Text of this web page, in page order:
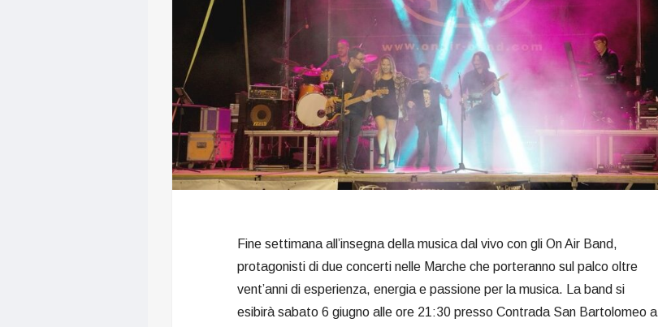
Fine settimana all’insegna della musica dal vivo con gli On Air Band,
protagonisti di due concerti nelle Marche che porteranno sul palco oltre
vent’anni di esperienza, energia e passione per la musica. La band si
esibirà sabato 6 giugno alle ore 21:30 presso Contrada San Bartolomeo a